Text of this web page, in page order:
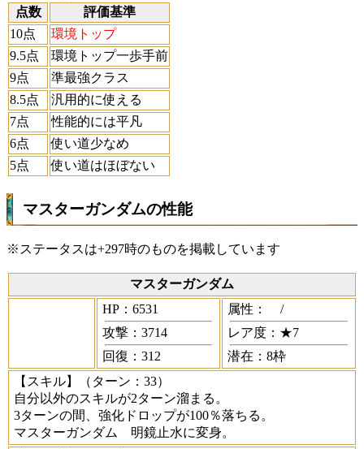
点数
評価基準
10点
環境トップ
9.5点
環境トップ一歩手前
9点
準最強クラス
8.5点
汎用的に使える
7点
性能的には平凡
6点
使い道少なめ
5点
使い道はほぼない
マスターガンダムの性能
※ステータスは+297時のものを掲載しています
マスターガンダム
HP：6531
攻撃：3714
回復：312
属性：
/
レア度：★7
潜在：8枠
【スキル】
（ターン：33）
自分以外のスキルが2ターン溜まる。
3ターンの間、強化ドロップが100％落ちる。
マスターガンダム 明鏡止水に変身。